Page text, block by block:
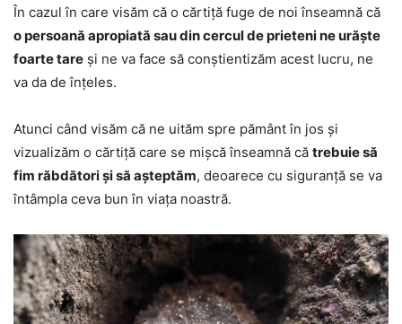
În cazul în care visăm că o cărtiță fuge de noi înseamnă că
o persoană apropiată sau din cercul de prieteni ne urăște
foarte tare și ne va face să conștientizăm acest lucru, ne
va da de înțeles.
Atunci când visăm că ne uităm spre pământ în jos și
vizualizăm o cărtiță care se mișcă înseamnă că trebuie să
fim răbdători și să așteptăm, deoarece cu siguranță se va
întâmpla ceva bun în viața noastră.